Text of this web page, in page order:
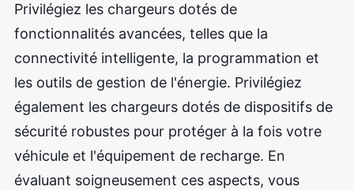
Privilégiez les chargeurs dotés de
fonctionnalités avancées, telles que la
connectivité intelligente, la programmation et
les outils de gestion de l'énergie. Privilégiez
également les chargeurs dotés de dispositifs de
sécurité robustes pour protéger à la fois votre
véhicule et l'équipement de recharge. En
évaluant soigneusement ces aspects, vous